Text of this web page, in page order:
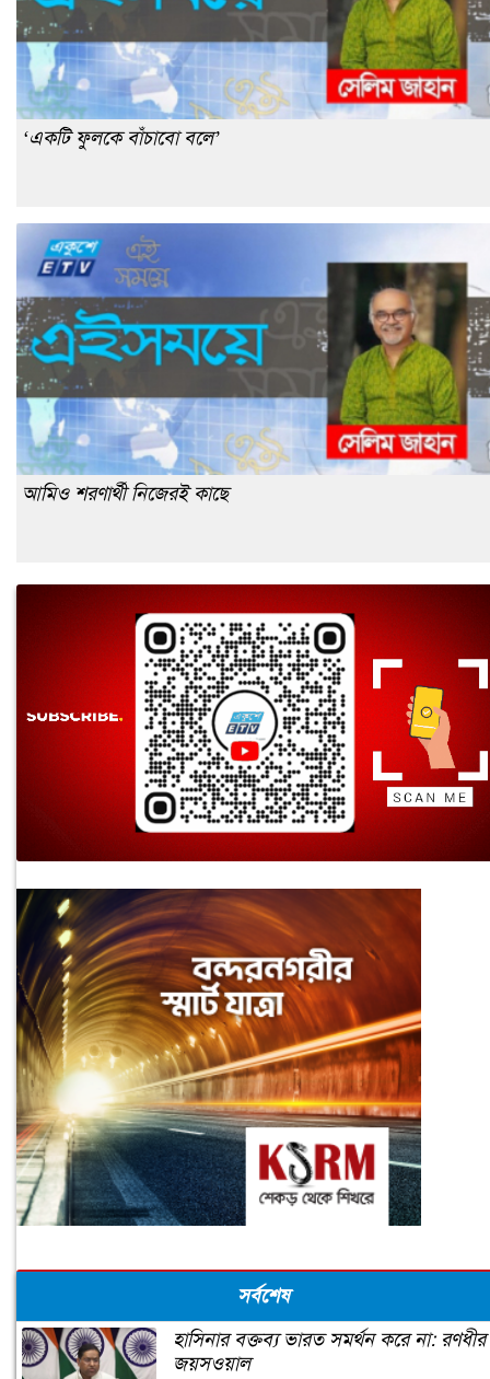
‘একটি ফুলকে বাঁচাবো বলে’
আমিও শরণার্থী নিজেরই কাছে
সর্বশেষ
হাসিনার বক্তব্য ভারত সমর্থন করে না: রণধীর
জয়সওয়াল